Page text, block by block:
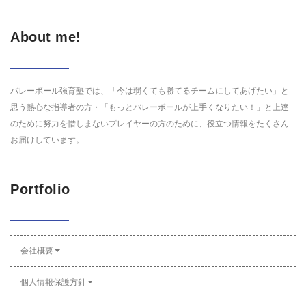
About me!
バレーボール強育塾では、「今は弱くても勝てるチームにしてあげたい」と
思う熱心な指導者の方・「もっとバレーボールが上手くなりたい！」と上達
のために努力を惜しまないプレイヤーの方のために、役立つ情報をたくさん
お届けしています。
Portfolio
会社概要
個人情報保護方針